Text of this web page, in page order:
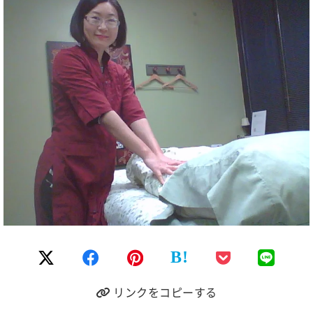
B!
リンクをコピーする